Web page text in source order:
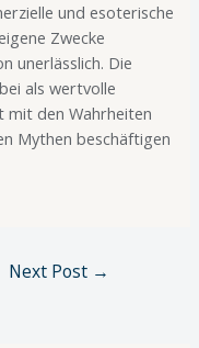
und esoterische
Zwecke
unerlässlich. Die
als wertvolle
mit den Wahrheiten
Mythen beschäftigen
Next Post →